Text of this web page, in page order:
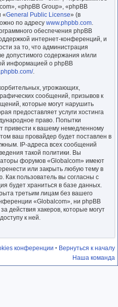
«phpBB Group», «phpBB
«General Public License» (в
по адресу www.phpbb.com.
обеспечения phpBB
интернет-конференций, и
за то, что администрация
допустимого содержания и/или
информацией о phpBB
.
угрожающих,
сообщений, призывов к
которые могут нарушить
предоставляет услуги хостинга
право. Попытки
привести к вашему немедленному
ваш провайдер будет поставлен в
IP-адреса всех сообщений
такой политики. Вы
форумов «Globalcom» имеют
или закрыть любую тему в
пользователь вы согласны с
будет храниться в базе данных.
третьим лицам без вашего
«Globalcom», ни phpBB
действия хакеров, которые могут
к ней.
• Вернуться к началу
конференции
Наша команда